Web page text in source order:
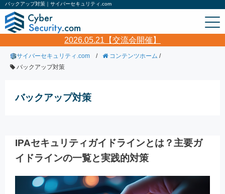
バックアップ対策｜サイバーセキュリティ.com
2026.05.21【交流会開催】
サイバーセキュリティ.com / コンテンツホーム /
バックアップ対策
バックアップ対策
IPAセキュリティガイドラインとは？主要ガ
イドラインの一覧と実践的対策